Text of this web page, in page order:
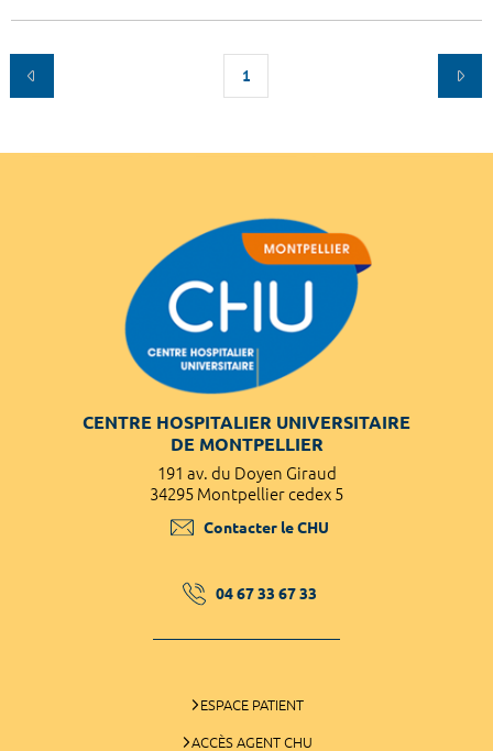
1
CENTRE HOSPITALIER UNIVERSITAIRE
DE MONTPELLIER
191 av. du Doyen Giraud
34295 Montpellier cedex 5
Contacter le CHU
04 67 33 67 33
ESPACE PATIENT
ACCÈS AGENT CHU